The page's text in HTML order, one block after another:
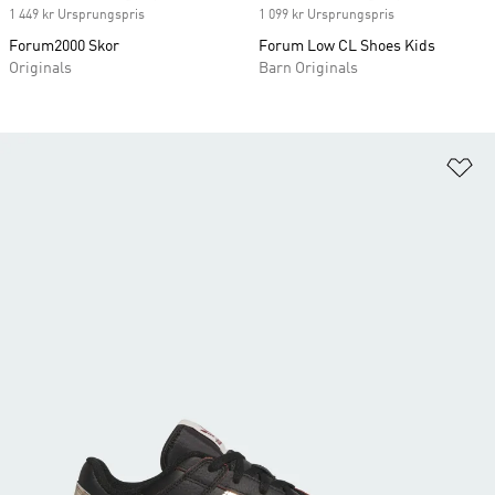
1 449 kr Ursprungspris
Forum2000 Skor
Originals
1 099 kr Ursprungspris
Forum Low CL Shoes Kids
Barn Originals